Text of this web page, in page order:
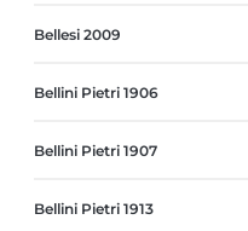
Bellesi 2009
Bellini Pietri 1906
Bellini Pietri 1907
Bellini Pietri 1913